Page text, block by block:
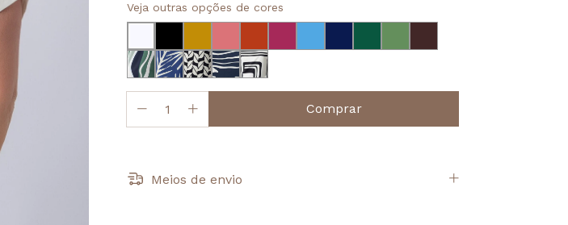
Veja outras opções de cores
Meios de envio